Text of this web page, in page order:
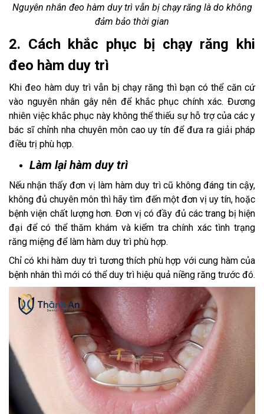
Nguyên nhân đeo hàm duy trì vẫn bị chạy răng là do không
đảm bảo thời gian
2. Cách khắc phục bị chạy răng khi
đeo hàm duy trì
Khi đeo hàm duy trì vẫn bị chạy răng thì bạn có thể căn cứ
vào nguyên nhân gây nên để khắc phục chính xác. Đương
nhiên việc khắc phục này không thể thiếu sự hỗ trợ của các y
bác sĩ chỉnh nha chuyên môn cao uy tín để đưa ra giải pháp
điều trị phù hợp.
Làm lại hàm duy trì
Nếu nhận thấy đơn vị làm hàm duy trì cũ không đáng tin cậy,
không đủ chuyên môn thì hãy tìm đến một đơn vị uy tín, hoặc
bệnh viện chất lượng hơn. Đơn vị có đầy đủ các trang bị hiện
đại để có thể thăm khám và kiểm tra chính xác tình trạng
răng miệng để làm hàm duy trì phù hợp.
Chỉ có khi hàm duy trì tương thích phù hợp với cung hàm của
bệnh nhân thì mới có thể duy trì hiệu quả niềng răng trước đó.